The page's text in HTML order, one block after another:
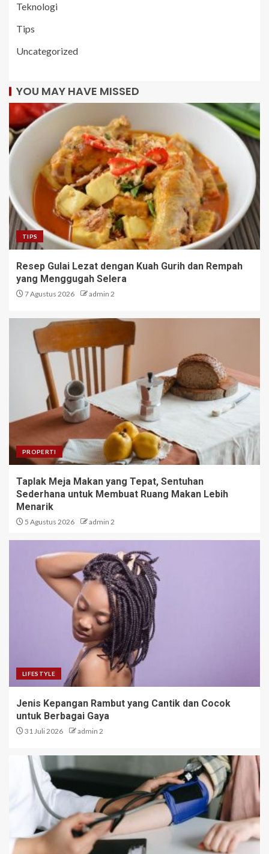
Teknologi
Tips
Uncategorized
YOU MAY HAVE MISSED
TIPS
Resep Gulai Lezat dengan Kuah Gurih dan Rempah
yang Menggugah Selera
7 Agustus 2026 admin 2
PROPERTI
Taplak Meja Makan yang Tepat, Sentuhan
Sederhana untuk Membuat Ruang Makan Lebih
Menarik
5 Agustus 2026 admin 2
LIFESTYLE
Jenis Kepangan Rambut yang Cantik dan Cocok
untuk Berbagai Gaya
31 Juli 2026 admin 2